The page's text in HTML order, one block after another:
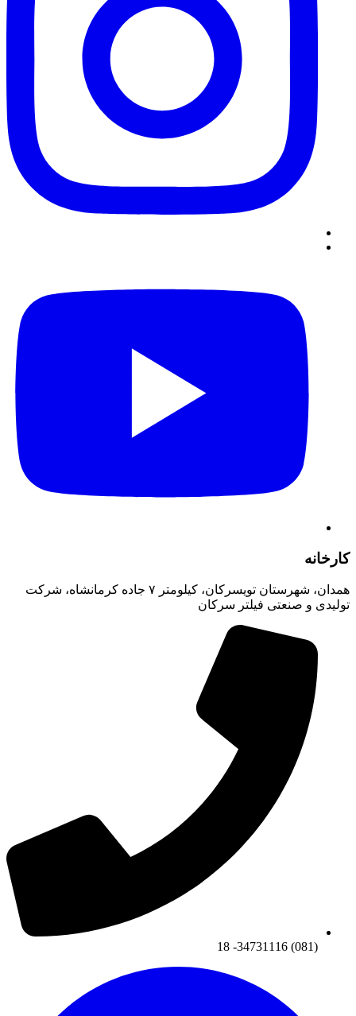
کارخانه
همدان، شهرستان تویسرکان، کیلومتر ۷ جاده کرمانشاه، شرکت
تولیدی و صنعتی فیلتر سرکان
(081) 34731116- 18